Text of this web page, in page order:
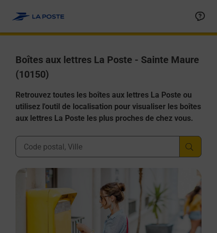
Boîtes aux lettres La Poste - Sainte Maure
(10150)
Retrouvez toutes les boîtes aux lettres La Poste ou
utilisez l'outil de localisation pour visualiser les boîtes
aux lettres La Poste les plus proches de chez vous.
Ville, Département, Code Postal